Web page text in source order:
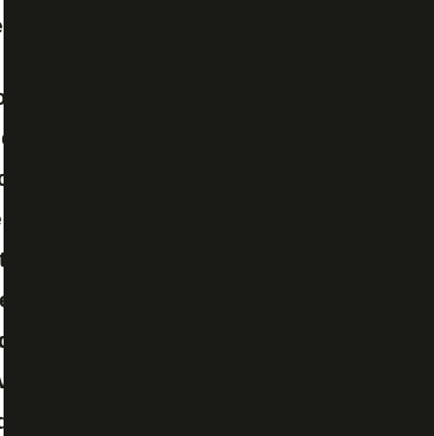
do técnico Abel Ferreira.
passado, que fique bem claro. Ano
contratar o Danilo, quando estava
na recuperação física do
O Palmeiras achou que o Danilo
muito, foi lá o Botafogo contratou o
Aí agora o Palmeiras, arrependido,
crise financeira do Botafogo, é o
muito maiores daqueles que o
euros pelo atleta